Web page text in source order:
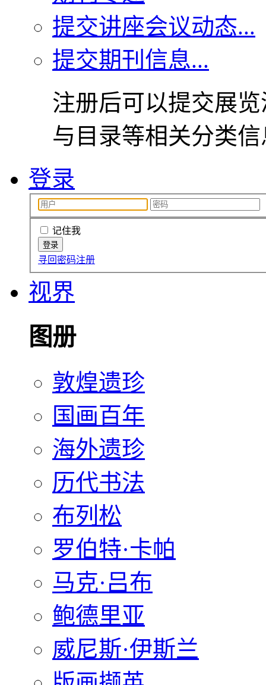
提交讲座会议动态...
提交期刊信息...
注册后可以提交展
与目录等相关分类
登录
记住我
寻回密码注册
视界
图册
敦煌遗珍
国画百年
海外遗珍
历代书法
布列松
罗伯特·卡帕
马克·吕布
鲍德里亚
威尼斯·伊斯兰